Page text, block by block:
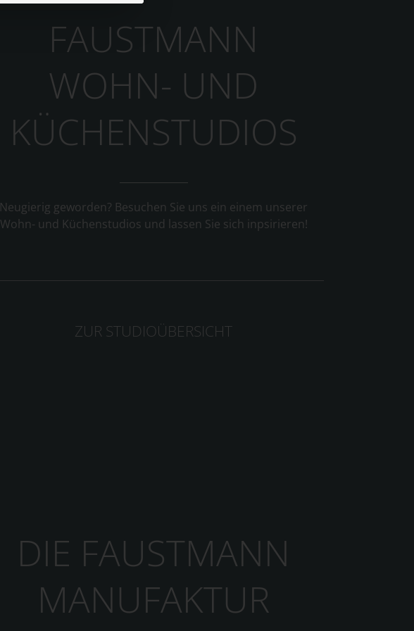
FAUSTMANN
WOHN- UND
KÜCHENSTUDIOS
Neugierig geworden? Besuchen Sie uns ein einem unserer
Wohn- und Küchenstudios und lassen Sie sich inpsirieren!
ZUR STUDIOÜBERSICHT
DIE FAUSTMANN
MANUFAKTUR